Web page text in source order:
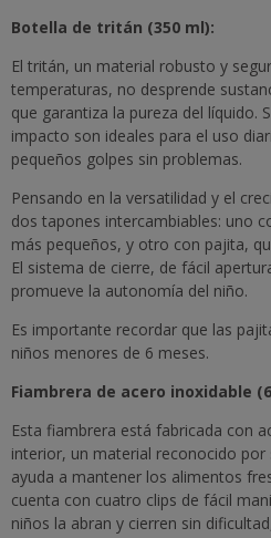
Botella de tritán (350 ml):
El tritán, un material robusto y
temperaturas, no desprende
que garantiza la pureza del líquido.
impacto son ideales para el uso
pequeños golpes sin problemas.
Pensando en la versatilidad y el
dos tapones intercambiables: uno
más pequeños, y otro con pajita,
El sistema de cierre, de fácil
promueve la autonomía del niño.
Es importante recordar que las
niños menores de 6 meses.
Fiambrera de acero inoxidable
Esta fiambrera está fabricada con
interior, un material reconocido por
ayuda a mantener los alimentos
cuenta con cuatro clips de fácil
niños la abran y cierren sin